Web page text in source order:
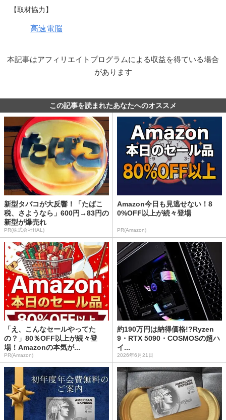
【取材協力】
高速電脳
本記事はアフィリエイトプログラムによる収益を得ている場合
があります
この記事を読まれたあなたへのオススメ
新型タバコが大反響！「たばこ
税、さようなら」600円→83円の
新型が爆売れ
PR(株式会社HAL)
Amazon今日も見逃せない！8
0%OFF以上が続々登場
PR(Amazon)
「え、こんなセールやってた
の？」80％OFF以上が続々登
場！Amazonの本気が...
PR(Amazon)
約190万円は納得価格!?Ryzen
9・RTX 5090・COSMOSの超ハ
イ...
2026年6月21日